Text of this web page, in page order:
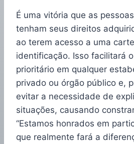
É uma vitória que as
tenham seus direitos
ao terem acesso a uma
identificação. Isso facilitará
prioritário em qualquer
privado ou órgão público e,
evitar a necessidade de
situações, causando
“Estamos honrados em
que realmente fará a